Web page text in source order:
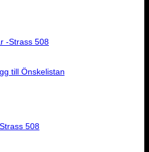
till Önskelistan
508